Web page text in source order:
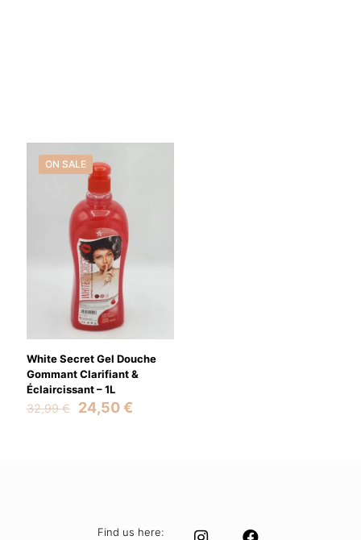
ON SALE
White Secret Gel Douche
Gommant Clarifiant &
Éclaircissant – 1L
32,99€
Original
24,50€
Find us here: